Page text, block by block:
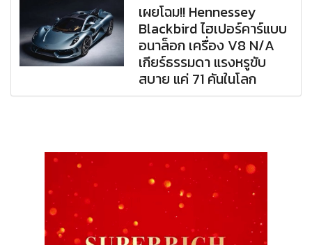
เผยโฉม!! Hennessey
Blackbird ไฮเปอร์คาร์แบบ
อนาล็อก เครื่อง V8 N/A
เกียร์ธรรมดา แรงหรูขับ
สบาย แค่ 71 คันในโลก